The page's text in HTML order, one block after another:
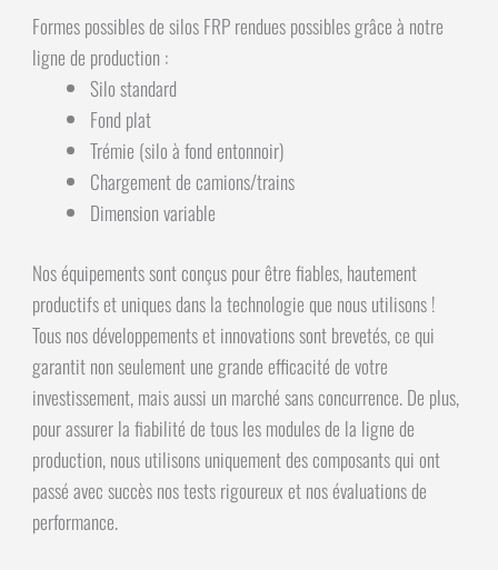
Formes possibles de silos FRP rendues possibles grâce à notre
ligne de production :
Silo standard
Fond plat
Trémie (silo à fond entonnoir)
Chargement de camions/trains
Dimension variable
Nos équipements sont conçus pour être fiables, hautement
productifs et uniques dans la technologie que nous utilisons !
Tous nos développements et innovations sont brevetés, ce qui
garantit non seulement une grande efficacité de votre
investissement, mais aussi un marché sans concurrence. De plus,
pour assurer la fiabilité de tous les modules de la ligne de
production, nous utilisons uniquement des composants qui ont
passé avec succès nos tests rigoureux et nos évaluations de
performance.